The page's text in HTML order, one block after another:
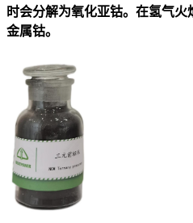
时会分解为氧化亚钴。在氢气
金属钴。